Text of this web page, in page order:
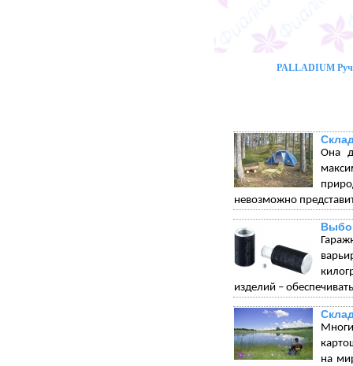
PALLADIUM
Она
невозможно
изделий –
на